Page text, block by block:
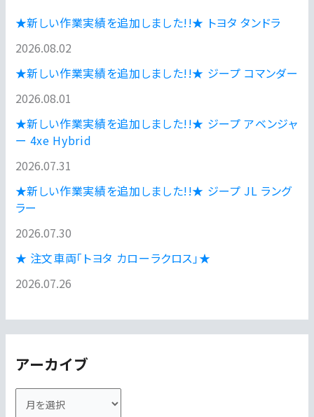
★新しい作業実績を追加しました!!★ トヨタ タンドラ
2026.08.02
★新しい作業実績を追加しました!!★ ジープ コマンダー
2026.08.01
★新しい作業実績を追加しました!!★ ジープ アベンジャ
ー 4xe Hybrid
2026.07.31
★新しい作業実績を追加しました!!★ ジープ JL ラング
ラー
2026.07.30
★ 注文車両「トヨタ カローラクロス」★
2026.07.26
アーカイブ